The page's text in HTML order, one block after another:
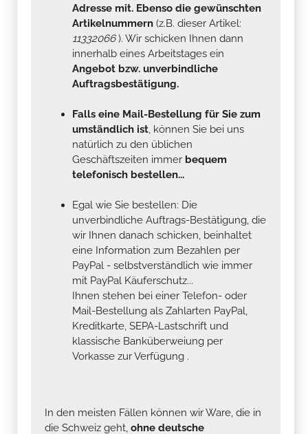
Adresse mit. Ebenso die gewünschten
Artikelnummern (z.B. dieser Artikel:
11332066). Wir schicken Ihnen dann
innerhalb eines Arbeitstages ein
Angebot bzw. unverbindliche
Auftragsbestätigung.
Falls eine Mail-Bestellung für Sie zum
umständlich ist, können Sie bei uns
natürlich zu den üblichen
Geschäftszeiten immer bequem
telefonisch bestellen...
Egal wie Sie bestellen: Die
unverbindliche Auftrags-Bestätigung, die
wir Ihnen danach schicken, beinhaltet
eine Information zum Bezahlen per
PayPal - selbstverständlich wie immer
mit PayPal Käuferschutz...
Ihnen stehen bei einer Telefon- oder
Mail-Bestellung als Zahlarten PayPal,
Kreditkarte, SEPA-Lastschrift und
klassische Banküberweiung per
Vorkasse zur Verfügung .
In den meisten Fällen können wir Ware, die in
die Schweiz geht, ohne deutsche